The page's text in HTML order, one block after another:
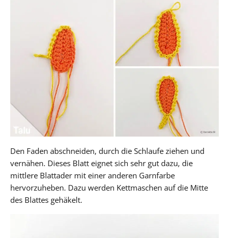
Den Faden abschneiden, durch die Schlaufe ziehen und
vernähen. Dieses Blatt eignet sich sehr gut dazu, die
mittlere Blattader mit einer anderen Garnfarbe
hervorzuheben. Dazu werden Kettmaschen auf die Mitte
des Blattes gehäkelt.